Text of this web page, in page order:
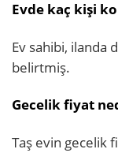
Evde kaç kişi
Ev sahibi, ilanda
belirtmiş.
Gecelik fiyat
Taş evin gecelik